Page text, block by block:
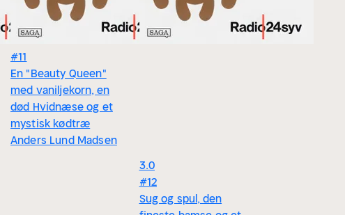
#11
En "Beauty Queen"
med vaniljekorn, en
død Hvidnæse og et
mystisk kødtræ
Anders Lund Madsen
3.0
#12
Sug og spul, den